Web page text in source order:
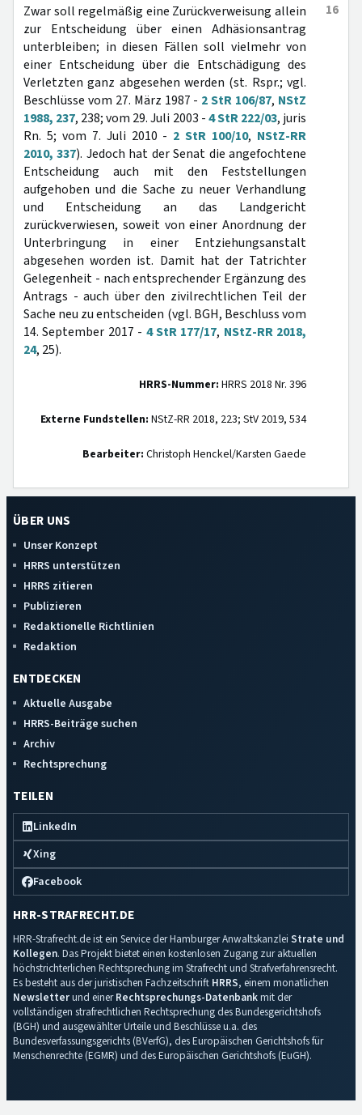
16
Zwar soll regelmäßig eine Zurückverweisung allein
zur Entscheidung über einen Adhäsionsantrag
unterbleiben; in diesen Fällen soll vielmehr von
einer Entscheidung über die Entschädigung des
Verletzten ganz abgesehen werden (st. Rspr.; vgl.
Beschlüsse vom 27. März 1987 - 2 StR 106/87, NStZ
1988, 237, 238; vom 29. Juli 2003 -4 StR 222/03, juris
Rn. 5; vom 7. Juli 2010 - 2 StR 100/10, NStZ-RR
2010, 337). Jedoch hat der Senat die angefochtene
Entscheidung auch mit den Feststellungen
aufgehoben und die Sache zu neuer Verhandlung
und Entscheidung an das Landgericht
zurückverwiesen, soweit von einer Anordnung der
Unterbringung in einer Entziehungsanstalt
abgesehen worden ist. Damit hat der Tatrichter
Gelegenheit - nach entsprechender Ergänzung des
Antrags - auch über den zivilrechtlichen Teil der
Sache neu zu entscheiden (vgl. BGH, Beschluss vom
14. September 2017 - 4 StR 177/17, NStZ-RR 2018,
24, 25).
HRRS-Nummer: HRRS 2018 Nr. 396
Externe Fundstellen: NStZ-RR 2018, 223; StV 2019, 534
Bearbeiter: Christoph Henckel/Karsten Gaede
ÜBER UNS
Unser Konzept
HRRS unterstützen
HRRS zitieren
Publizieren
Redaktionelle Richtlinien
Redaktion
ENTDECKEN
Aktuelle Ausgabe
HRRS-Beiträge suchen
Archiv
Rechtsprechung
TEILEN
LinkedIn
Xing
Facebook
HRR-STRAFRECHT.DE
HRR-Strafrecht.de ist ein Service der Hamburger Anwaltskanzlei Strate und
Kollegen. Das Projekt bietet einen kostenlosen Zugang zur aktuellen
höchstrichterlichen Rechtsprechung im Strafrecht und Strafverfahrensrecht.
Es besteht aus der juristischen Fachzeitschrift HRRS, einem monatlichen
Newsletterund einerRechtsprechungs-Datenbankmit der
vollständigen strafrechtlichen Rechtsprechung des Bundesgerichtshofs
(BGH) und ausgewählter Urteile und Beschlüsse u.a. des
Bundesverfassungsgerichts (BVerfG), des Europäischen Gerichtshofs für
Menschenrechte (EGMR) und des Europäischen Gerichtshofs (EuGH).
Impressum·Datenschutz